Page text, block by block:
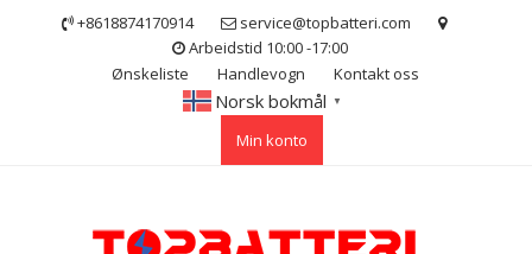
+8618874170914
service@topbatteri.com
Arbeidstid 10:00 -17:00
Ønskeliste
Handlevogn Kontakt oss
Norsk bokmål ▼
Min konto